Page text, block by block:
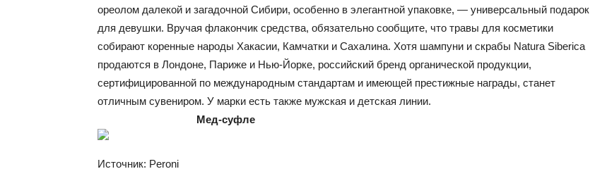
ореолом далекой и загадочной Сибири, особенно в элегантной упаковке, — универсальный подарок
для девушки. Вручая флакончик средства, обязательно сообщите, что травы для косметики
собирают коренные народы Хакасии, Камчатки и Сахалина. Хотя шампуни и скрабы Natura Siberica
продаются в Лондоне, Париже и Нью-Йорке, российский бренд органической продукции,
сертифицированной по международным стандартам и имеющей престижные награды, станет
отличным сувениром. У марки есть также мужская и детская линии.
Мед-суфле
Источник: Peroni